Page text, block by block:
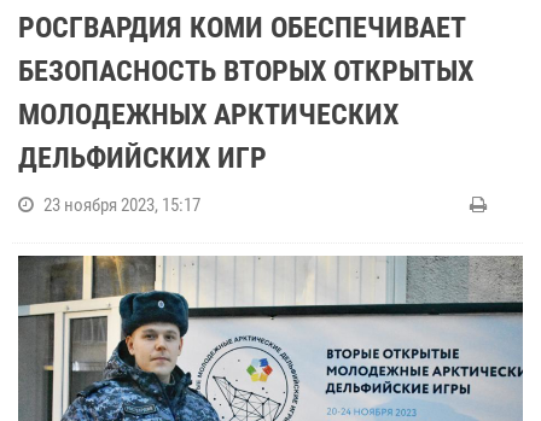
РОСГВАРДИЯ КОМИ ОБЕСПЕЧИВАЕТ
БЕЗОПАСНОСТЬ ВТОРЫХ ОТКРЫТЫХ
МОЛОДЕЖНЫХ АРКТИЧЕСКИХ
ДЕЛЬФИЙСКИХ ИГР
23 ноября 2023, 15:17